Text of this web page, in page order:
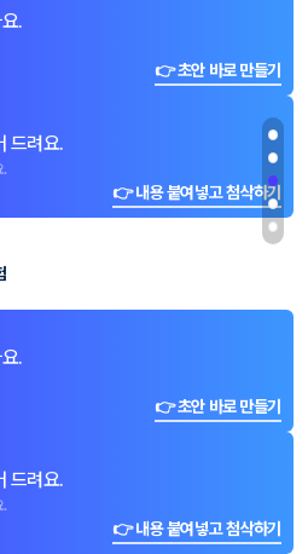
.
👉 초안 바로 만들기
드려요.
.
👉 내용 붙여넣고 첨삭하기
.
👉 초안 바로 만들기
드려요.
.
👉 내용 붙여넣고 첨삭하기